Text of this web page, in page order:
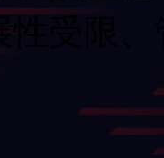
性受限